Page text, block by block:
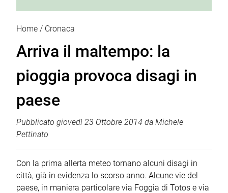
Home Cronaca
Arriva il maltempo: la
pioggia provoca disagi in
paese
Pubblicato giovedì 23 Ottobre 2014 da Michele
Pettinato
Con la prima allerta meteo tornano alcuni disagi in
città, già in evidenza lo scorso anno. Alcune vie del
paese, in maniera particolare via Foggia di Totos e via